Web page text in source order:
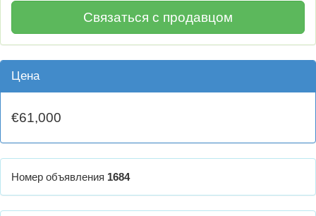
Связаться с продавцом
Цена
€61,000
Номер объявления 1684